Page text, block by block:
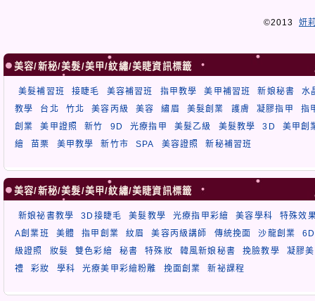
©2013 妍
美容/新秘/美髮/美甲/紋繡/美睫資訊標籤
美髮補習班 接睫毛 美容補習班 指甲教學 美甲補習班 新娘秘書
水
教學
台北 竹北 美容丙級 美容 繡眉 美髮創業 護膚 凝膠指甲
指
創業
美甲證照 新竹 9D 光療指甲 美髮乙級 美髮教學 3D
美甲創
繪
苗栗 美甲教學 新竹市 SPA 美容證照 新秘補習班
美容/新秘/美髮/美甲/紋繡/美睫資訊標籤
新娘祕書教學 3D接睫毛 美髮教學 光療指甲彩繪 美容學科
特殊效
A創業班
美體 指甲創業 紋眉 美容丙級講師 傳統挽面 沙龍創業
級證照
妝髮 雙色彩繪 秘書 特殊妝 韓風新娘秘書 挽臉教學
凝膠
禮
彩妝 學科 光療美甲彩繪粉雕 挽面創業 新祕課程